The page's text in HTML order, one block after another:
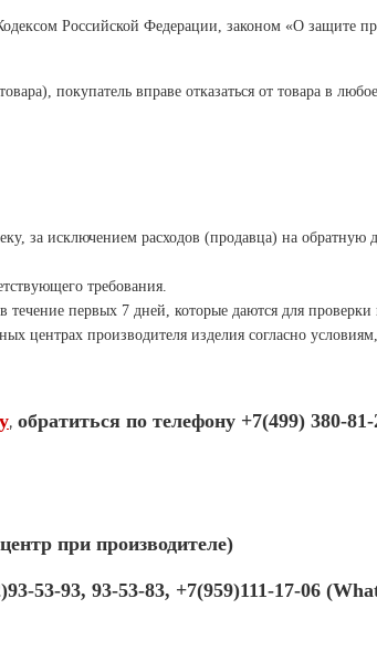
Российской Федерации, законом «О защите
покупатель вправе отказаться от товара в
за исключением расходов (продавца) на обратную
требования.
первых 7 дней, которые даются для проверки
центрах производителя изделия согласно
, обратиться по телефону +7(499) 380-81-
при производителе)
53-93, 93-53-83, +7(959)111-17-06